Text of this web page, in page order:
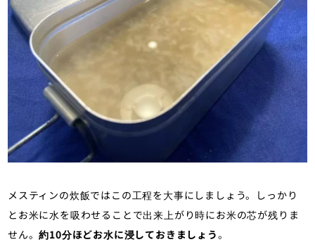
メスティンの炊飯ではこの工程を大事にしましょう。しっかり
とお米に水を吸わせることで出来上がり時にお米の芯が残りま
せん。約10分ほどお水に浸しておきましょう。